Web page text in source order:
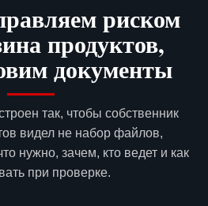
риском
продуктов,
документы
так, чтобы собственник
видел не набор файлов,
нужно, зачем, кто ведет и как
при проверке.